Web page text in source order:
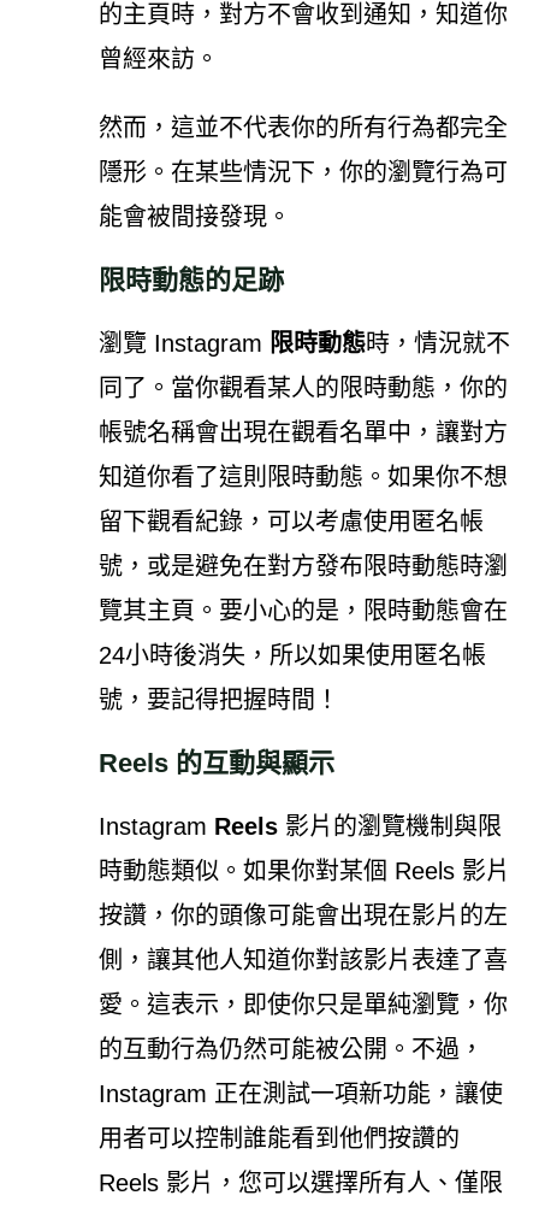
的主頁時，對方不會收到通知，知道你
曾經來訪。
然而，這並不代表你的所有行為都完全
隱形。在某些情況下，你的瀏覽行為可
能會被間接發現。
限時動態的足跡
瀏覽 Instagram 限時動態時，情況就不
同了。當你觀看某人的限時動態，你的
帳號名稱會出現在觀看名單中，讓對方
知道你看了這則限時動態。如果你不想
留下觀看紀錄，可以考慮使用匿名帳
號，或是避免在對方發布限時動態時瀏
覽其主頁。要小心的是，限時動態會在
24小時後消失，所以如果使用匿名帳
號，要記得把握時間！
Reels 的互動與顯示
Instagram Reels影片的瀏覽機制與限
時動態類似。如果你對某個 Reels 影片
按讚，你的頭像可能會出現在影片的左
側，讓其他人知道你對該影片表達了喜
愛。這表示，即使你只是單純瀏覽，你
的互動行為仍然可能被公開。不過，
Instagram 正在測試一項新功能，讓使
用者可以控制誰能看到他們按讚的
Reels 影片，您可以選擇所有人、僅限